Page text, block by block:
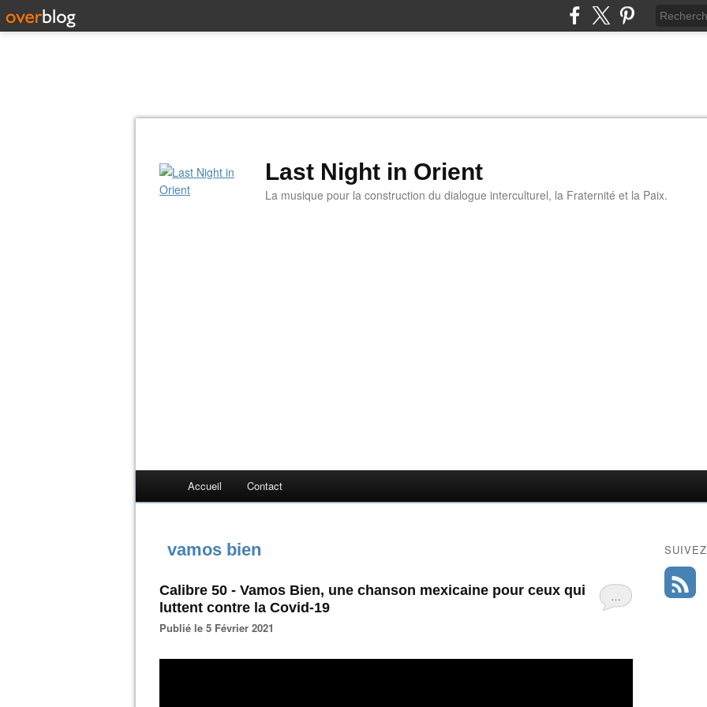
Last Night in Orient
La musique pour la construction du dialogue interculturel, la Fraternité et la Paix.
Accueil Contact
vamos bien
…
Calibre 50 - Vamos Bien, une chanson mexicaine pour ceux qui
luttent contre la Covid-19
Publié le 5 Février 2021